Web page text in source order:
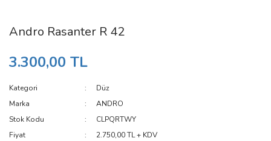
Andro Rasanter R 42
3.300,00 TL
Kategori
Düz
Marka
ANDRO
Stok Kodu
CLPQRTWY
Fiyat
2.750,00 TL + KDV